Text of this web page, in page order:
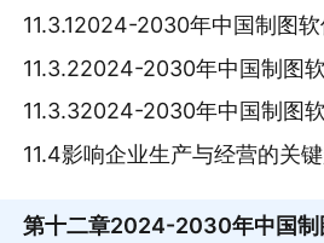
11.3.12024-2030年中国制图
11.3.22024-2030年中国制图
11.3.32024-2030年中国制图
11.4影响企业生产与经营的关
第十二章2024-2030年中国制